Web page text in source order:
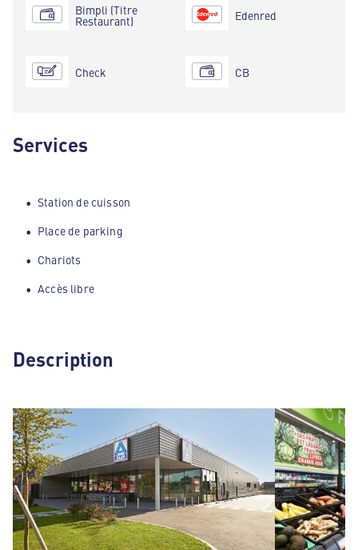
Bimpli (Titre
Restaurant)
Check
Edenred
CB
Services
Station de cuisson
Place de parking
Chariots
Accès libre
Description